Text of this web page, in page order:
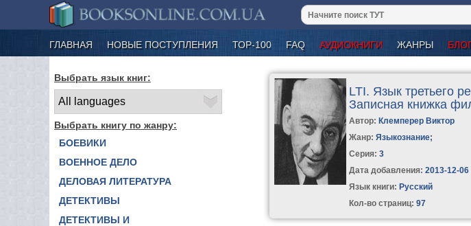
ГЛАВНАЯ НОВЫЕ ПОСТУПЛЕНИЯ ТОР-100 FAQ АУДИОКНИГИ ЖАНРЫ
Выбрать язык книг:
Выбрать книгу по жанру:
БОЕВИКИ
ВОЕННОЕ ДЕЛО
ДЕЛОВАЯ ЛИТЕРАТУРА
ДЕТЕКТИВЫ
ДЕТЕКТИВЫ И
LTI. Язык третьего
Записная книжка
Автор: Клемперер Виктор
Жанр: Языкознание;
Серия:3
Дата добавления: 2013-12-06
Язык книги: Русский
Кол-во страниц: 97